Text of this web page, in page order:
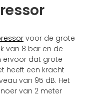
voor de grote
van 8 bar en de
ervoor dat grote
heeft een kracht
van 95 dB. Het
van 2 meter